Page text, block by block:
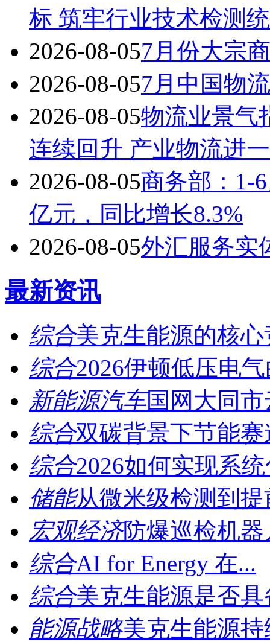
标 筑牢行业技术检测
2026-08-057月份大宗
2026-08-057月中国物
2026-08-05物流业景气
连续回升 产业物流进
2026-08-05商务部：1-
亿元，同比增长8.3%
2026-08-05外汇服务实
最新资讯
综合美克生能源的核
综合2026伊顿低压电
新能源汽车国网大同
综合双碳背景下节能
综合2026如何实现系
储能从微米级检测到
宏观经济防爆巡检机
综合AI for Energy 在...
综合美克生能源是否
能源战略美克生能源